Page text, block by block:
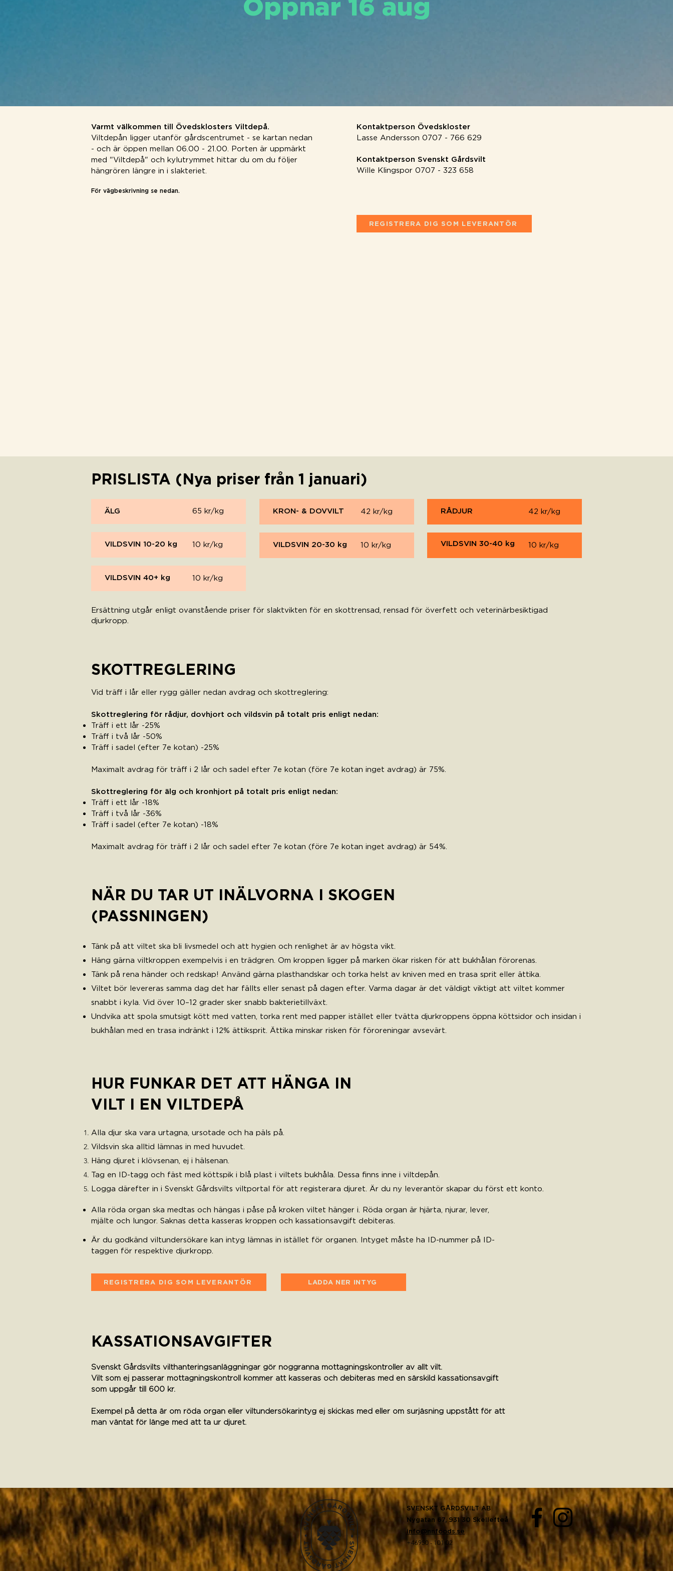
Öppnar 16 aug
Varmt välkommen till Övedsklosters Viltdepå.
Viltdepån ligger utanför gårdscentrumet - se kartan nedan
- och är öppen mellan 06.00 - 21.00. Porten är uppmärkt
med "Viltdepå" och kylutrymmet hittar du om du följer
hängrören längre in i slakteriet.
För vägbeskrivning se nedan.
Kontaktperson Övedskloster
Lasse Andersson 0707 - 766 629
Kontaktperson Svenskt Gårdsvilt
Wille Klingspor 0707 - 323 658
REGISTRERA DIG SOM LEVERANTÖR
PRISLISTA (Nya priser från 1 januari)
ÄLG 65 kr/kg
VILDSVIN 10-20 kg 10 kr/kg
VILDSVIN 40+ kg 10 kr/kg
KRON- & DOVVILT 42 kr/kg
VILDSVIN 20-30 kg 10 kr/kg
RÅDJUR 42 kr/kg
VILDSVIN 30-40 kg 10 kr/kg
Ersättning utgår enligt ovanstående priser för slaktvikten för en skottrensad, rensad för överfett och veterinärbesiktigad
djurkropp.
SKOTTREGLERING
Vid träff i lår eller rygg gäller nedan avdrag och skottreglering:
Skottreglering för rådjur, dovhjort och vildsvin på totalt pris enligt nedan:
Träff i ett lår -25%
Träff i två lår -50%
Träff i sadel (efter 7e kotan) -25%
Maximalt avdrag för träff i 2 lår och sadel efter 7e kotan (före 7e kotan inget avdrag) är 75%.
Skottreglering för älg och kronhjort på totalt pris enligt nedan:
Träff i ett lår -18%
Träff i två lår -36%
Träff i sadel (efter 7e kotan) -18%
Maximalt avdrag för träff i 2 lår och sadel efter 7e kotan (före 7e kotan inget avdrag) är 54%.
NÄR DU TAR UT INÄLVORNA I SKOGEN
(PASSNINGEN)
Tänk på att viltet ska bli livsmedel och att hygien och renlighet är av högsta vikt.
Häng gärna viltkroppen exempelvis i en trädgren. Om kroppen ligger på marken ökar risken för att bukhålan förorenas.
Tänk på rena händer och redskap! Använd gärna plasthandskar och torka helst av kniven med en trasa sprit eller ättika.
Viltet bör levereras samma dag det har fällts eller senast på dagen efter. Varma dagar är det väldigt viktigt att viltet kommer
snabbt i kyla. Vid över 10–12 grader sker snabb bakterietillväxt.
Undvika att spola smutsigt kött med vatten, torka rent med papper istället eller tvätta djurkroppens öppna köttsidor och insidan i
bukhålan med en trasa indränkt i 12% ättiksprit. Ättika minskar risken för föroreningar avsevärt.
HUR FUNKAR DET ATT HÄNGA IN
VILT I EN VILTDEPÅ
Alla djur ska vara urtagna, ursotade och ha päls på.
Vildsvin ska alltid lämnas in med huvudet.
Häng djuret i klövsenan, ej i hälsenan.
Tag en ID-tagg och fäst med köttspik i blå plast i viltets bukhåla. Dessa finns inne i viltdepån.
Logga därefter in i Svenskt Gårdsvilts viltportal för att registerara djuret. Är du ny leverantör skapar du först ett konto.​
Alla röda organ ska medtas och hängas i påse på kroken viltet hänger i. Röda organ är hjärta, njurar, lever,
mjälte och lungor. Saknas detta kasseras kroppen och kassationsavgift debiteras.
Är du godkänd viltundersökare kan intyg lämnas in istället för organen. Intyget måste ha ID-nummer på ID-
taggen för respektive djurkropp.
REGISTRERA DIG SOM LEVERANTÖR LADDA NER INTYG
KASSATIONSAVGIFTER
Svenskt Gårdsvilts vilthanteringsanläggningar gör noggranna mottagningskontroller av allt vilt.
Vilt som ej passerar mottagningskontroll kommer att kasseras och debiteras med en särskild kassationsavgift
som uppgår till 600 kr.
Exempel på detta är om röda organ eller viltundersökarintyg ej skickas med eller om surjäsning uppstått för att
man väntat för länge med att ta ur djuret.
SVENSKT GÅRDSVILT AB
Nygatan 67, 931 30 Skellefteå
info@nnfoods.se
+46950 - 101 02